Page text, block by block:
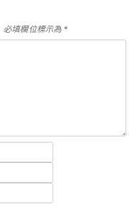
必填欄位標示為 *